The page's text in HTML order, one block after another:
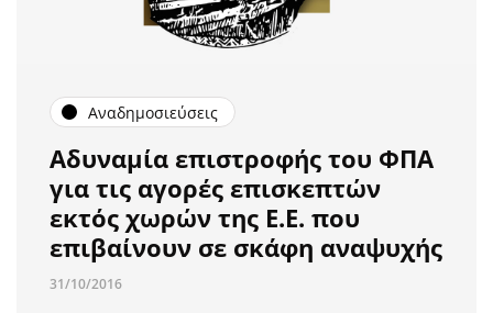
Αναδημοσιεύσεις
Aδυναμία επιστροφής του ΦΠΑ
για τις αγορές επισκεπτών
εκτός χωρών της Ε.Ε. που
επιβαίνουν σε σκάφη αναψυχής
31/10/2016